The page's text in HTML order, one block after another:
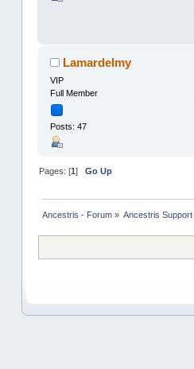
Lamardelmy
VIP
Full Member
Posts: 47
Pages: [1]Go Up
Ancestris - Forum » Ancestris Support